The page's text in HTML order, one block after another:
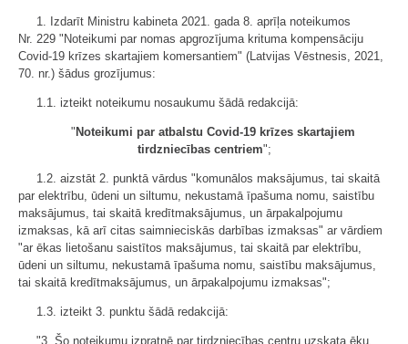
1. Izdarīt Ministru kabineta 2021. gada 8. aprīļa noteikumos
Nr. 229 "Noteikumi par nomas apgrozījuma krituma kompensāciju
Covid-19 krīzes skartajiem komersantiem" (Latvijas Vēstnesis, 2021,
70. nr.) šādus grozījumus:
1.1. izteikt noteikumu nosaukumu šādā redakcijā:
"Noteikumi par atbalstu Covid-19 krīzes skartajiem
tirdzniecības centriem";
1.2. aizstāt 2. punktā vārdus "komunālos maksājumus, tai skaitā
par elektrību, ūdeni un siltumu, nekustamā īpašuma nomu, saistību
maksājumus, tai skaitā kredītmaksājumus, un ārpakalpojumu
izmaksas, kā arī citas saimnieciskās darbības izmaksas" ar vārdiem
"ar ēkas lietošanu saistītos maksājumus, tai skaitā par elektrību,
ūdeni un siltumu, nekustamā īpašuma nomu, saistību maksājumus,
tai skaitā kredītmaksājumus, un ārpakalpojumu izmaksas";
1.3. izteikt 3. punktu šādā redakcijā:
"3. Šo noteikumu izpratnē par tirdzniecības centru uzskata ēku,